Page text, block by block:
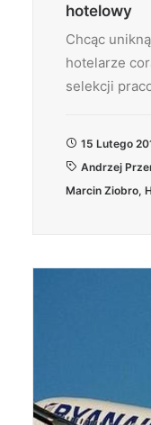
hotelowy
Chcąc
hotelarze
selekcji
15 Lutego
Andrzej
Marcin Ziobro,